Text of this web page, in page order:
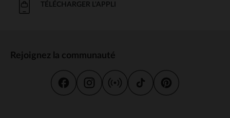
TÉLÉCHARGER L'APPLI
Rejoignez la communauté